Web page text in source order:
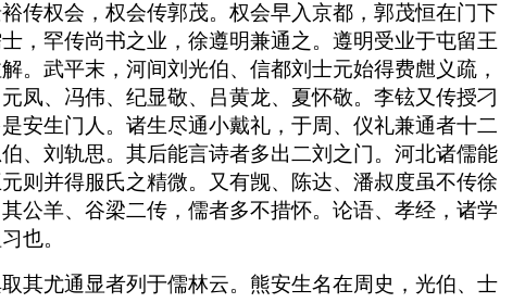
传权会，权会传郭茂。权会早入京都，郭茂恒在门下
，罕传尚书之业，徐遵明兼通之。遵明受业于屯留王
。武平末，河间刘光伯、信都刘士元始得费甝义疏，
凤、冯伟、纪显敬、吕黄龙、夏怀敬。李铉又传授刁
安生门人。诸生尽通小戴礼，于周、仪礼兼通者十二
、刘轨思。其后能言诗者多出二刘之门。河北诸儒能
则并得服氏之精微。又有觊、陈达、潘叔度虽不传徐
公羊、谷梁二传，儒者多不措怀。论语、孝经，诸学
也。
其尤通显者列于儒林云。熊安生名在周史，光伯、士